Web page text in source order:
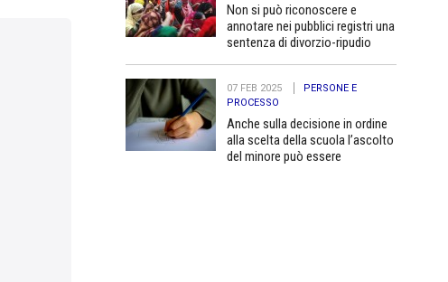
Non si può riconoscere e
annotare nei pubblici registri una
sentenza di divorzio-ripudio
pubblico
07 FEB 2025
PERSONE E
PROCESSO
Anche sulla decisione in ordine
alla scelta della scuola l’ascolto
del minore può essere